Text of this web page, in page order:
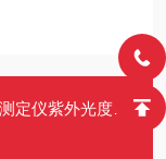
Ｏ3分析仪0-1000PPB